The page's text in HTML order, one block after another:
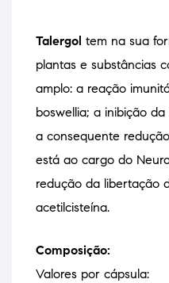
Talergol tem na sua
plantas e substâncias
amplo: a reação
boswellia; a inibição
a consequente
está ao cargo do
redução da libertação
acetilcisteína.
Composição:
Valores por cápsula: